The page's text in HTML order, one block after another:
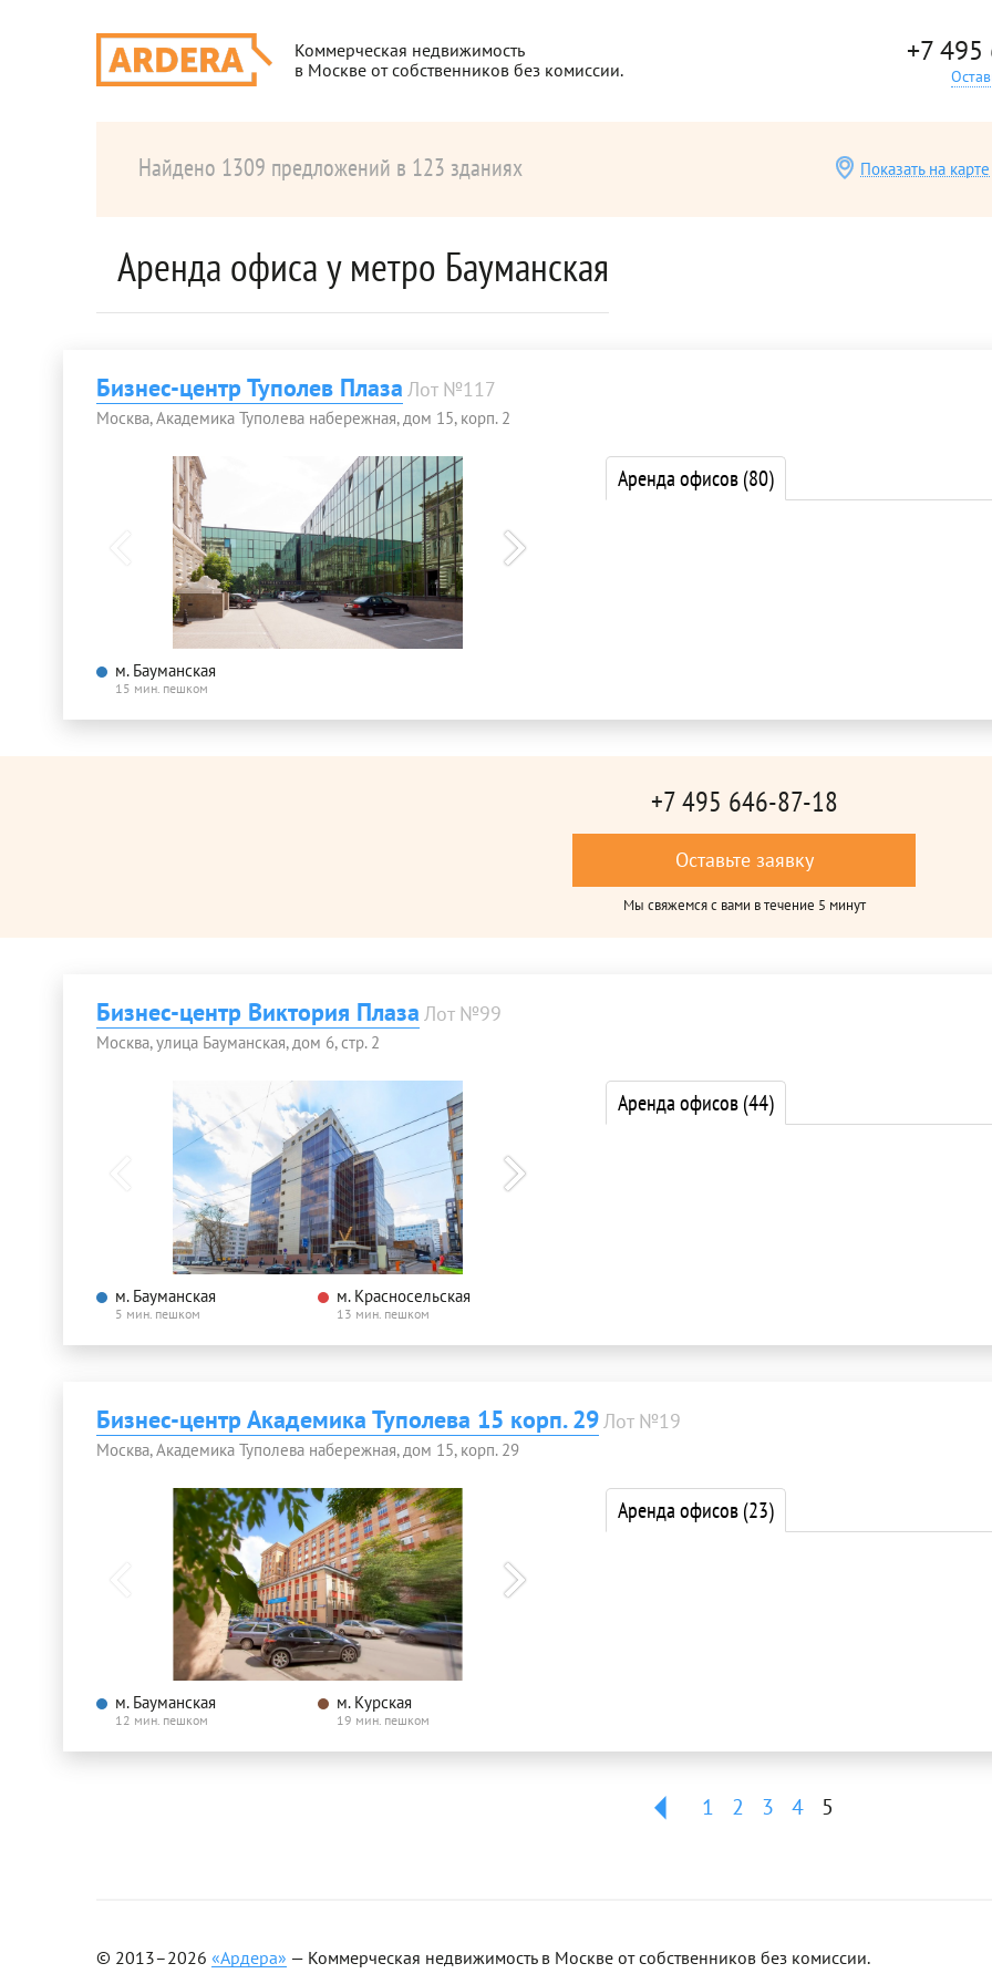
Коммерческая недвижимость
в Москве от собственников без комиссии.
+7
Найдено 1309 предложений в 123 зданиях Показать на карте
Аренда офиса у метро Бауманская
Бизнес-центр Туполев Плаза Лот №117
Москва, Академика Туполева набережная, дом 15, корп. 2
м. Бауманская
15 мин. пешком
Аренда офисов(80)
+7 495 646-87-18
Оставьте заявку
Мы свяжемся с вами в течение 5 минут
Бизнес-центр Виктория Плаза Лот №99
Москва, улица Бауманская, дом 6, стр. 2
м. Бауманская
5 мин. пешком
м. Красносельская
13 мин. пешком
Аренда офисов(44)
Бизнес-центр Академика Туполева 15 корп. 29Лот №19
Москва, Академика Туполева набережная, дом 15, корп. 29
м. Бауманская
12 мин. пешком
м. Курская
19 мин. пешком
Аренда офисов(23)
1 2 3 4 5
© 2013–2026 «Ардера» — Коммерческая недвижимость в Москве от собственников без комиссии.